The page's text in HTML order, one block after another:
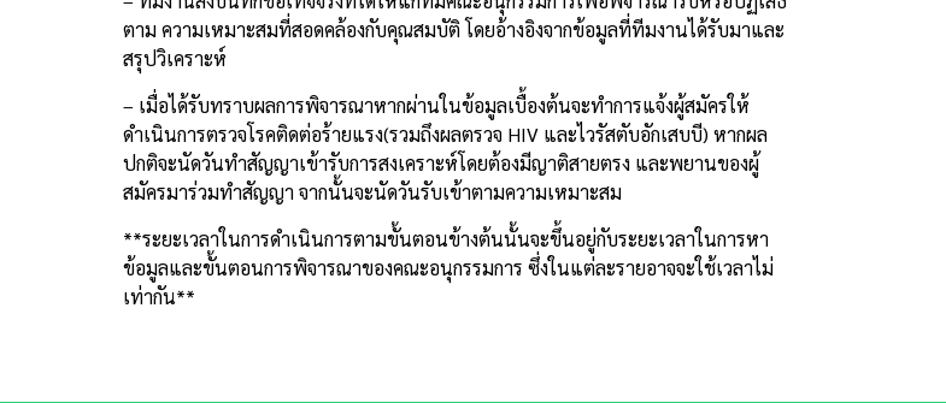
ตาม ความเหมาะสมที่สอดคล้องกับคุณสมบัติ โดยอ้างอิงจากข้อมูลที่ทีมงานได้รับมาและ
สรุปวิเคราะห์
– เมื่อได้รับทราบผลการพิจารณาหากผ่านในข้อมูลเบื้องต้นจะทำการแจ้งผู้สมัครให้
ดำเนินการตรวจโรคติดต่อร้ายแรง(รวมถึงผลตรวจ HIV และไวรัสตับอักเสบบี) หากผล
ปกติจะนัดวันทำสัญญาเข้ารับการสงเคราะห์โดยต้องมีญาติสายตรง และพยานของผู้
สมัครมาร่วมทำสัญญา จากนั้นจะนัดวันรับเข้าตามความเหมาะสม
**ระยะเวลาในการดำเนินการตามขั้นตอนข้างต้นนั้นจะขึ้นอยู่กับระยะเวลาในการหา
ข้อมูลและขั้นตอนการพิจารณาของคณะอนุกรรมการ ซึ่งในแต่ละรายอาจจะใช้เวลาไม่
เท่ากัน**